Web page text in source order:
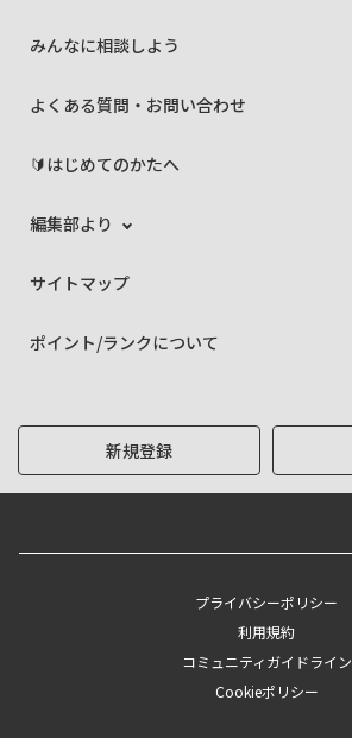
みんなに相談しよう
よくある質問・お問い合わせ
🔰はじめてのかたへ
編集部より
サイトマップ
ポイント/ランクについて
新規登録
プライバシーポリシー
利用規約
コミュニティガイドライン
Cookieポリシー